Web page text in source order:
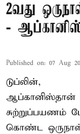
2வது
-
Published on: 07 Aug
டுப்லின்,
ஆப்கானிஸ்தான்
சுற்றுப்பயணம்
கொண்ட ஒருநாள்